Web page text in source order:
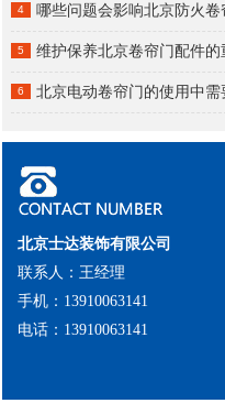
4
哪些问题会影响北京防火卷
的质量？
5
维护保养北京卷帘门配件的
性
6
北京电动卷帘门的使用中需
北京士达装饰有限公司
联系人：王经理
手机：13910063141
电话：13910063141